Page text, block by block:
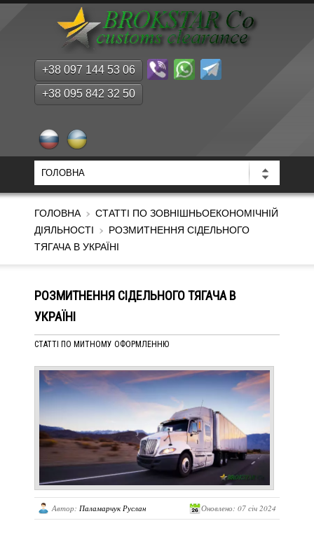
+38 097 144 53 06
+38 095 842 32 50
ГОЛОВНА
СТАТТІ ПО ЗОВНІШНЬОЕКОНОМІЧНІЙ
ДІЯЛЬНОСТІ
РОЗМИТНЕННЯ СІДЕЛЬНОГО
ТЯГАЧА В УКРАЇНІ
РОЗМИТНЕННЯ СІДЕЛЬНОГО ТЯГАЧА В
УКРАЇНІ
СТАТТІ ПО МИТНОМУ ОФОРМЛЕННЮ
Автор: Паламарчук Руслан Оновлено: 07 січ 2024